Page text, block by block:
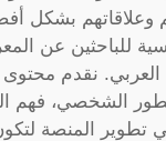
وعلاقاتهم بشكل
للباحثين عن
العربي. نقدم
الشخصي، فهم
تطوير المنصة